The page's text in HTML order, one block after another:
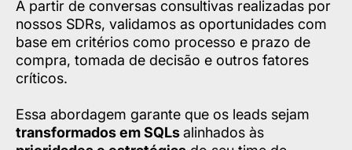
A partir de conversas consultivas realizadas por
nossos SDRs, validamos as oportunidades com
base em critérios como processo e prazo de
compra, tomada de decisão e outros fatores
críticos.
Essa abordagem garante que os leads sejam
transformados em SQLsalinhados às